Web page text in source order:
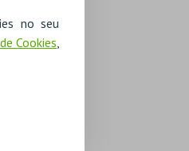
no seu
Cookies